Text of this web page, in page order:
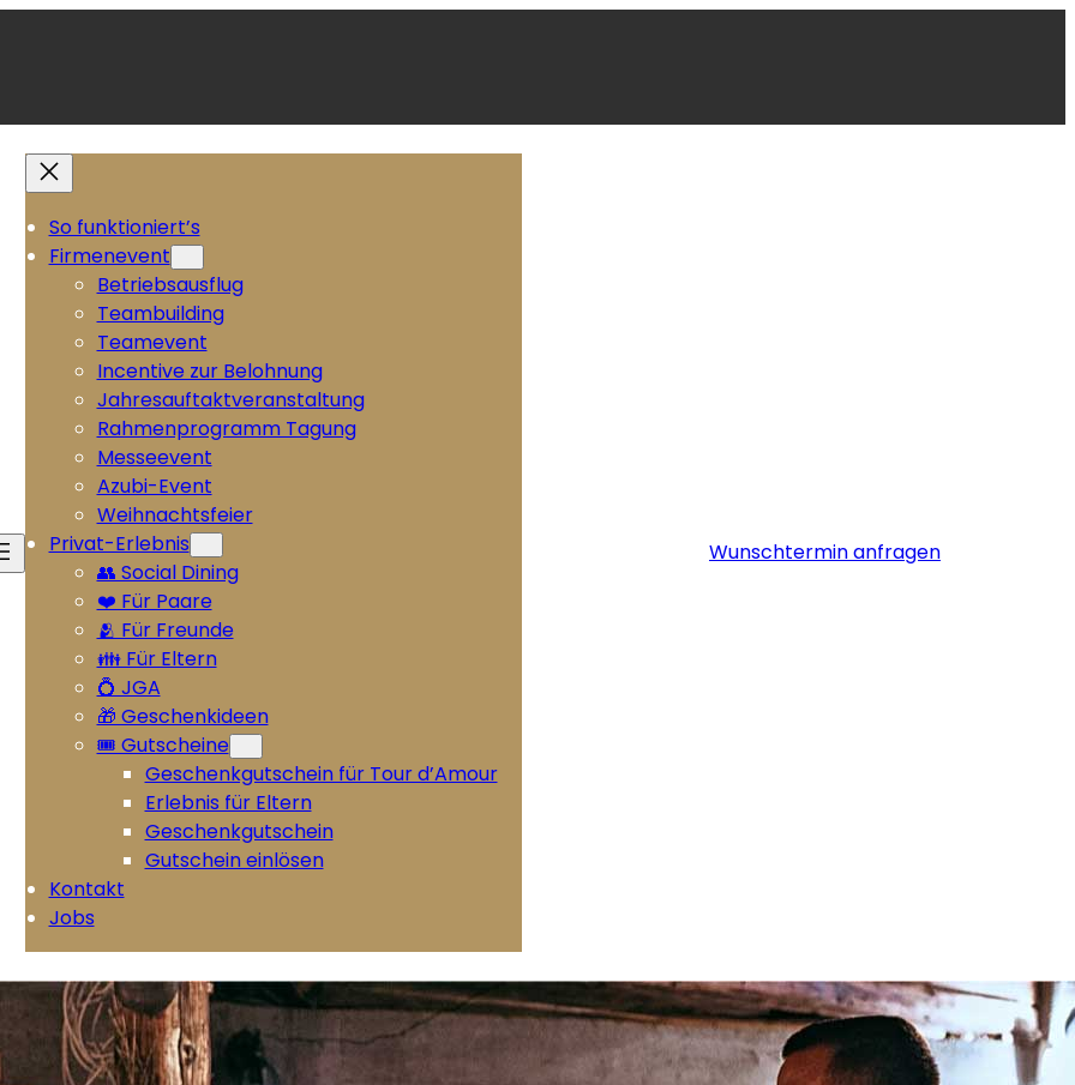
So funktioniert’s
Firmenevent
Betriebsausflug
Teambuilding
Teamevent
Incentive zur Belohnung
Jahresauftaktveranstaltung
Rahmenprogramm Tagung
Messeevent
Azubi-Event
Weihnachtsfeier
Privat-Erlebnis
👥 Social Dining
❤️ Für Paare
🫂 Für Freunde
👪 Für Eltern
💍 JGA
🎁 Geschenkideen
🎟️ Gutscheine
Geschenkgutschein für Tour d’Amour
Erlebnis für Eltern
Geschenkgutschein
Gutschein einlösen
Kontakt
Jobs
Wunschtermin anfragen